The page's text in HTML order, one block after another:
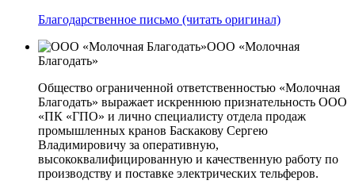
Благодарственное письмо (читать оригинал)
ООО «Молочная
Благодать»
Общество ограниченной ответственностью «Молочная
Благодать» выражает искреннюю признательность ООО
«ПК «ГПО» и лично специалисту отдела продаж
промышленных кранов Баскакову Сергею
Владимировичу за оперативную,
высококвалифицированную и качественную работу по
производству и поставке электрических тельферов.